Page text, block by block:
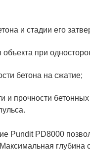
и стадии его
при
бетона на сжатие;
и прочности
Pundit PD8000